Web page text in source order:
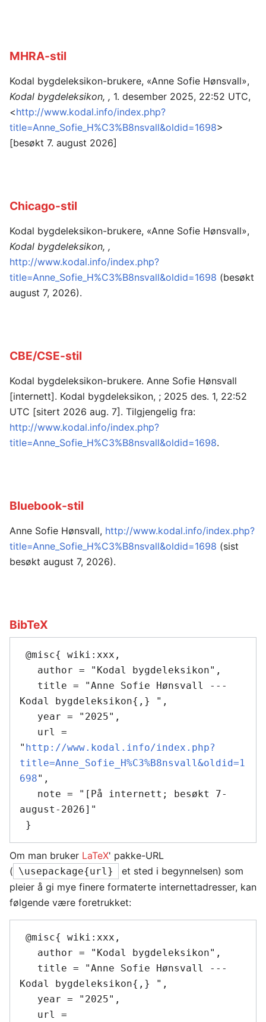
MHRA-stil
Kodal bygdeleksikon-brukere, «Anne Sofie Hønsvall»,
Kodal bygdeleksikon, , 1. desember 2025, 22:52 UTC,
<http://www.kodal.info/index.php?
title=Anne_Sofie_H%C3%B8nsvall&oldid=1698>
[besøkt 7. august 2026]
Chicago-stil
Kodal bygdeleksikon-brukere, «Anne Sofie Hønsvall»,
Kodal bygdeleksikon, ,
http://www.kodal.info/index.php?
title=Anne_Sofie_H%C3%B8nsvall&oldid=1698 (besøkt
august 7, 2026).
CBE/CSE-stil
Kodal bygdeleksikon-brukere. Anne Sofie Hønsvall
[internett]. Kodal bygdeleksikon, ; 2025 des. 1, 22:52
UTC [sitert 2026 aug. 7]. Tilgjengelig fra:
http://www.kodal.info/index.php?
title=Anne_Sofie_H%C3%B8nsvall&oldid=1698.
Bluebook-stil
Anne Sofie Hønsvall, http://www.kodal.info/index.php?
title=Anne_Sofie_H%C3%B8nsvall&oldid=1698 (sist
besøkt august 7, 2026).
BibTeX
Kodal bygdeleksikon{,} ",
" http://www.kodal.info/index.php?
title=Anne_Sofie_H%C3%B8nsvall&oldid=1
698",
august-2026]"
Om man bruker LaTeX' pakke-URL
( \usepackage{url}
et sted i begynnelsen) som
pleier å gi mye finere formaterte internettadresser, kan
følgende være foretrukket:
Kodal bygdeleksikon{,} ",